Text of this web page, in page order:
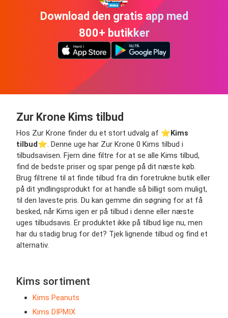
Download den gratis app med
800+ butikker
Zur Krone Kims tilbud
Hos Zur Krone finder du et stort udvalg af ⭐️Kims
tilbud⭐️. Denne uge har Zur Krone 0 Kims tilbud i
tilbudsavisen. Fjern dine filtre for at se alle Kims tilbud,
find de bedste priser og spar penge på dit næste køb.
Brug filtrene til at finde tilbud fra din foretrukne butik eller
på dit yndlingsprodukt for at handle så billigt som muligt,
til den laveste pris. Du kan gemme din søgning for at få
besked, når Kims igen er på tilbud i denne eller næste
uges tilbudsavis. Er produktet ikke på tilbud lige nu, men
har du stadig brug for det? Tjek lignende tilbud og find et
alternativ.
Kims sortiment
Kims Peanuts
Kims DIPMIX